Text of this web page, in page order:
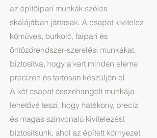
az építőipari munkák széles
skálájában jártasak. A csapat kivitelez
kőműves, burkoló, faipari és
öntözőrendszer-szerelési munkákat,
biztosítva, hogy a kert minden eleme
precízen és tartósan készüljön el.
A két csapat összehangolt munkája
lehetővé teszi, hogy hatékony, precíz
és magas színvonalú kivitelezést
biztosítsunk, ahol az épített környezet